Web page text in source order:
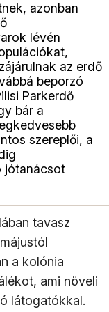
azonban
lévén
az erdő
beporzó
Parkerdő
bár a
szereplői, a
jótanácsot
tavasz
a kolónia
ami növeli
látogatókkal.